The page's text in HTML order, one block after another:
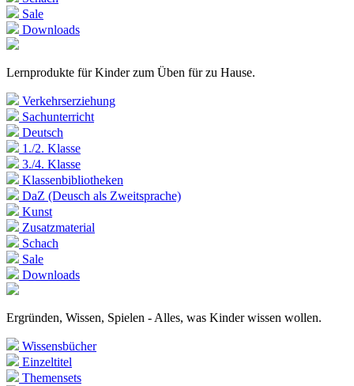
Sale
Downloads
Lernprodukte für Kinder zum Üben für zu Hause.
Verkehrserziehung
Sachunterricht
Deutsch
1./2. Klasse
3./4. Klasse
Klassenbibliotheken
DaZ (Deusch als Zweitsprache)
Kunst
Zusatzmaterial
Schach
Sale
Downloads
Ergründen, Wissen, Spielen - Alles, was Kinder wissen wollen.
Wissensbücher
Einzeltitel
Themensets